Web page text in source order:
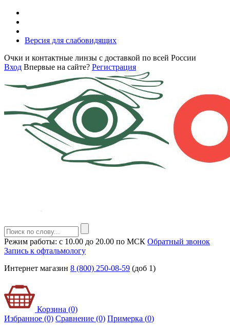
Версия для слабовидящих
Очки и контактные линзы с доставкой по всей России
Вход Впервые на сайте? Регистрация
Режим работы: с 10.00 до 20.00 по МСК Обратный звонок
Запись к офтальмологу
Интернет магазин 8 (800) 250-08-59 (доб 1)
Корзина (0)
Избранное (0) Сравнение (0) Примерка (0)